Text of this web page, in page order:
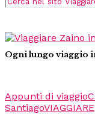
Ogni lungo viaggio
Appunti di viaggio
SantiagoVIAGGIARE